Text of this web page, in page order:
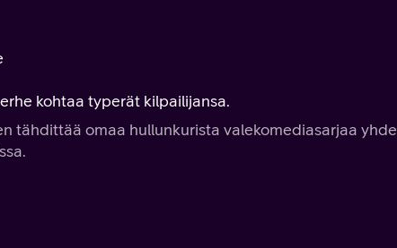
kohtaa typerät kilpailijansa.
tähdittää omaa hullunkurista valekomediasarjaa